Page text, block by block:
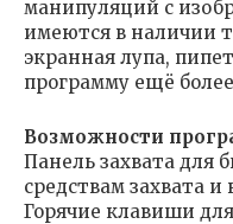
манипуляций с
имеются в наличии
экранная лупа,
программу ещё
Возможности
Панель захвата для
средствам захвата
Горячие клавиши